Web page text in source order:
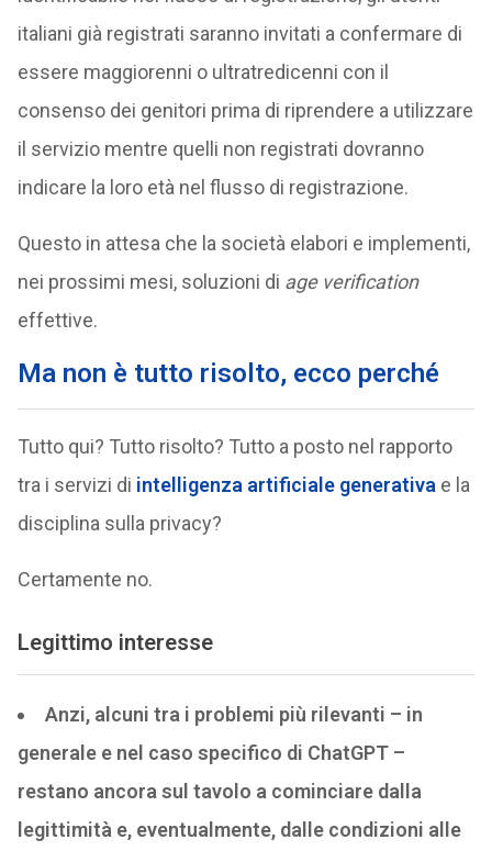
italiani già registrati saranno invitati a confermare di
essere maggiorenni o ultratredicenni con il
consenso dei genitori prima di riprendere a utilizzare
il servizio mentre quelli non registrati dovranno
indicare la loro età nel flusso di registrazione.
Questo in attesa che la società elabori e implementi,
nei prossimi mesi, soluzioni di age verification
effettive.
Ma non è tutto risolto, ecco perché
Tutto qui? Tutto risolto? Tutto a posto nel rapporto
tra i servizi di intelligenza artificiale generativa e la
disciplina sulla privacy?
Certamente no.
Legittimo interesse
Anzi, alcuni tra i problemi più rilevanti – in
generale e nel caso specifico di ChatGPT –
restano ancora sul tavolo a cominciare dalla
legittimità e, eventualmente, dalle condizioni alle